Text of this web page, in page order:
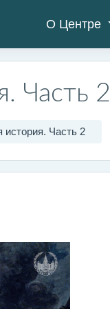
О Центре
Часть 2
Часть 2